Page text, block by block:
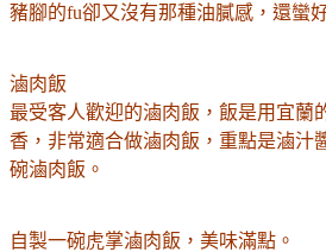
豬腳的fu卻又沒有那種油膩感，還蠻
滷肉飯
最受客人歡迎的滷肉飯，飯是用宜蘭
香，非常適合做滷肉飯，重點是滷汁
碗滷肉飯。
自製一碗虎掌滷肉飯，美味滿點。